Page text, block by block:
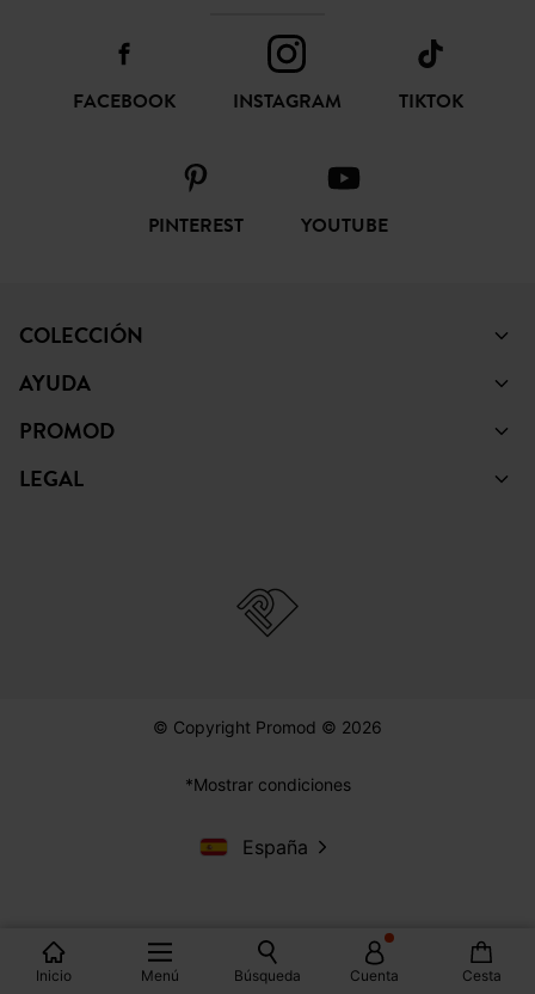
Inicio Menú Búsqueda Cuenta Cesta
FACEBOOK INSTAGRAM TIKTOK
PINTEREST YOUTUBE
COLECCIÓN
AYUDA
PROMOD
LEGAL
© Copyright Promod © 2026
*Mostrar condiciones
España